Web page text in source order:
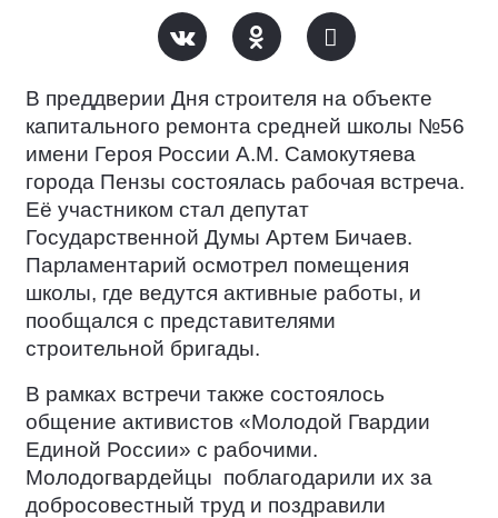
В преддверии Дня строителя на объекте
капитального ремонта средней школы №56
имени Героя России А.М. Самокутяева
города Пензы состоялась рабочая встреча.
Её участником стал депутат
Государственной Думы Артем Бичаев.
Парламентарий осмотрел помещения
школы, где ведутся активные работы, и
пообщался с представителями
строительной бригады.
В рамках встречи также состоялось
общение активистов «Молодой Гвардии
Единой России» с рабочими.
Молодогвардейцы поблагодарили их за
добросовестный труд и поздравили